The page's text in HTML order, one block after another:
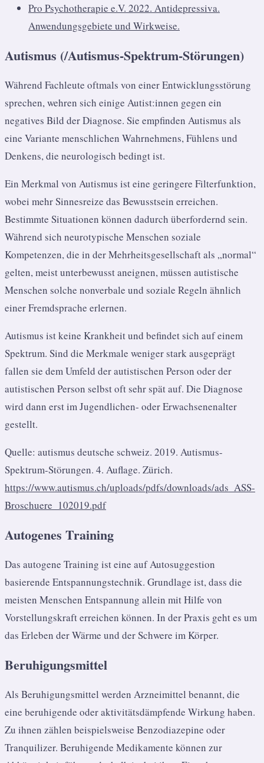
Pro Psychotherapie e.V. 2022. Antidepressiva.
Anwendungsgebiete und Wirkweise.
Autismus (/Autismus-Spektrum-Störungen)
Während Fachleute oftmals von einer Entwicklungsstörung
sprechen, wehren sich einige Autist:innen gegen ein
negatives Bild der Diagnose. Sie empfinden Autismus als
eine Variante menschlichen Wahrnehmens, Fühlens und
Denkens, die neurologisch bedingt ist.
Ein Merkmal von Autismus ist eine geringere Filterfunktion,
wobei mehr Sinnesreize das Bewusstsein erreichen.
Bestimmte Situationen können dadurch überfordernd sein.
Während sich neurotypische Menschen soziale
Kompetenzen, die in der Mehrheitsgesellschaft als „normal“
gelten, meist unterbewusst aneignen, müssen autistische
Menschen solche nonverbale und soziale Regeln ähnlich
einer Fremdsprache erlernen.
Autismus ist keine Krankheit und befindet sich auf einem
Spektrum. Sind die Merkmale weniger stark ausgeprägt
fallen sie dem Umfeld der autistischen Person oder der
autistischen Person selbst oft sehr spät auf. Die Diagnose
wird dann erst im Jugendlichen- oder Erwachsenenalter
gestellt.
Quelle: autismus deutsche schweiz. 2019. Autismus-
Spektrum-Störungen. 4. Auflage. Zürich.
https://www.autismus.ch/uploads/pdfs/downloads/ads_ASS-
Broschuere_102019.pdf
Autogenes Training
Das autogene Training ist eine auf Autosuggestion
basierende Entspannungstechnik. Grundlage ist, dass die
meisten Menschen Entspannung allein mit Hilfe von
Vorstellungskraft erreichen können. In der Praxis geht es um
das Erleben der Wärme und der Schwere im Körper.
Beruhigungsmittel
Als Beruhigungsmittel werden Arzneimittel benannt, die
eine beruhigende oder aktivitätsdämpfende Wirkung haben.
Zu ihnen zählen beispielsweise Benzodiazepine oder
Tranquilizer. Beruhigende Medikamente können zur